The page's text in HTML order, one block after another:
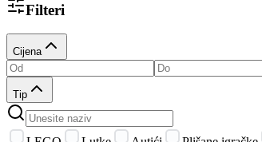
Filteri
Cijena
Tip